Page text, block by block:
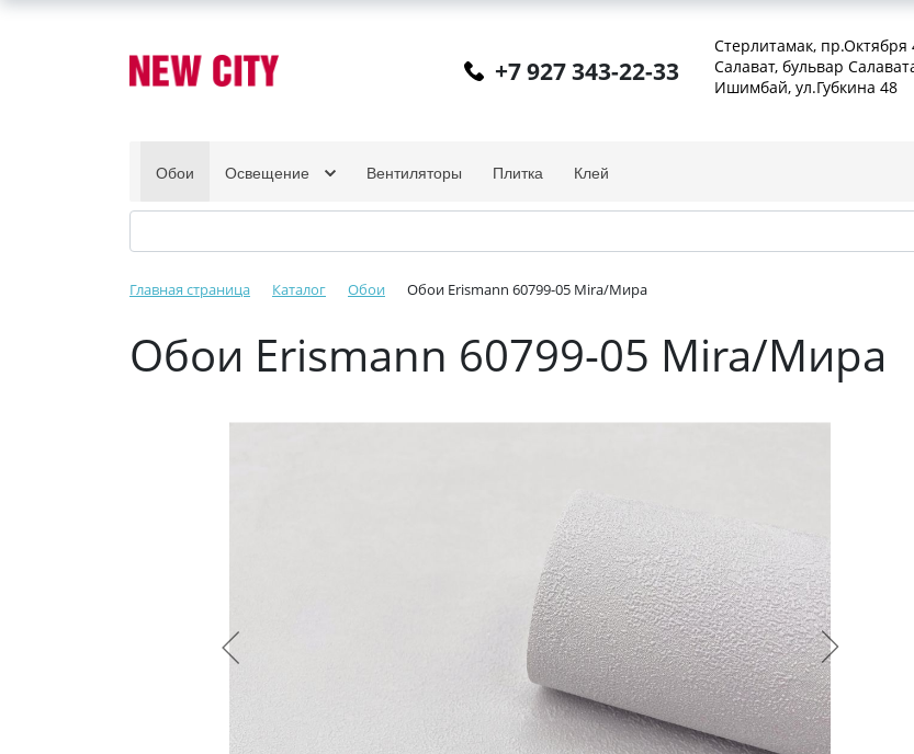
+7 927 343-22-33
Стерлитамак, пр.Октября
Салават, бульвар
Ишимбай, ул.Губкина 48
Обои Освещение Вентиляторы Плитка Клей
Главная страница Каталог Обои Обои Erismann 60799-05 Mira/Мира
Обои Erismann 60799-05 Mira/Мира